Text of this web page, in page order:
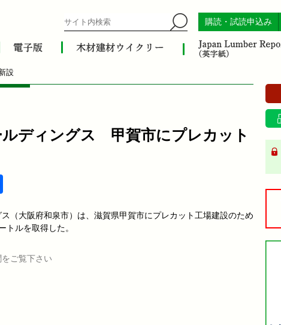
購読・試読申込み
設
ディングス 甲賀市にプレカット
（大阪府和泉市）は、滋賀県甲賀市にプレカット工場建設のため
トルを取得した。
ご覧下さい